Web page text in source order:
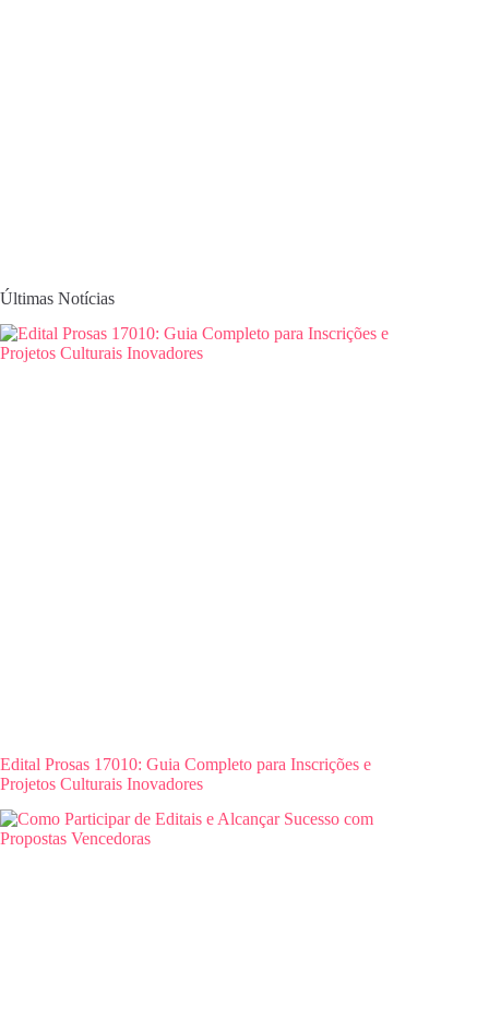
Últimas Notícias
Edital Prosas 17010: Guia Completo para Inscrições e
Projetos Culturais Inovadores